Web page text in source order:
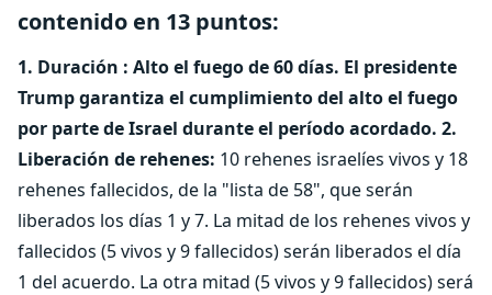
contenido en 13 puntos:
1. Duración : Alto el fuego de 60 días. El presidente
Trump garantiza el cumplimiento del alto el fuego
por parte de Israel durante el período acordado. 2.
Liberación de rehenes: 10 rehenes israelíes vivos y 18
rehenes fallecidos, de la "lista de 58", que serán
liberados los días 1 y 7. La mitad de los rehenes vivos y
fallecidos (5 vivos y 9 fallecidos) serán liberados el día
1 del acuerdo. La otra mitad (5 vivos y 9 fallecidos) será